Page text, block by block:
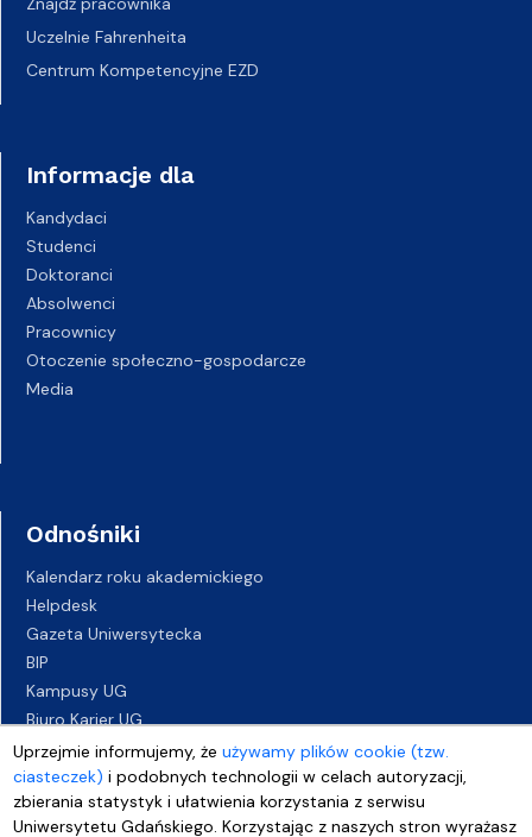
Uprzejmie informujemy, żeużywamy plików cookie (tzw.
ciasteczek) i podobnych technologii w celach autoryzacji,
zbierania statystyk i ułatwienia korzystania z serwisu
Uniwersytetu Gdańskiego. Korzystając z naszych stron wyrażasz
Uczelnie Fahrenheita
Centrum Kompetencyjne EZD
Informacje dla
Kandydaci
Studenci
Doktoranci
Absolwenci
Pracownicy
Otoczenie społeczno-gospodarcze
Media
Odnośniki
Kalendarz roku akademickiego
Helpdesk
Gazeta Uniwersytecka
BIP
Kampusy UG
Biuro Karier UG
Oferty pracy
Deklaracja dostępności